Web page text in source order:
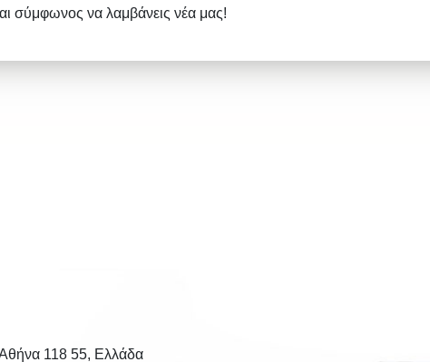
σύμφωνος να λαμβάνεις νέα μας!
118 55, Ελλάδα